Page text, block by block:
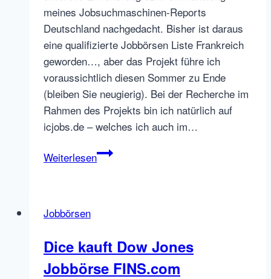
meines Jobsuchmaschinen-Reports
Deutschland nachgedacht. Bisher ist daraus
eine qualifizierte Jobbörsen Liste Frankreich
geworden…, aber das Projekt führe ich
voraussichtlich diesen Sommer zu Ende
(bleiben Sie neugierig). Bei der Recherche im
Rahmen des Projekts bin ich natürlich auf
icjobs.de – welches ich auch im…
Weiterlesenicjobs.de
Jobbörsen
Dice kauft Dow Jones
Jobbörse FINS.com